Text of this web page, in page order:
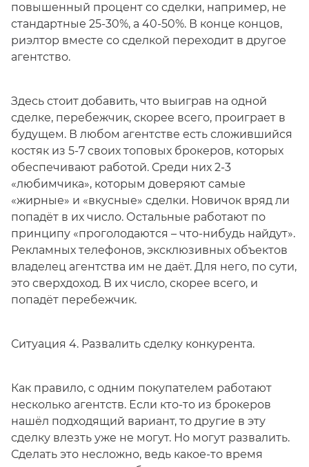
повышенный процент со сделки, например, не
стандартные 25-30%, а 40-50%. В конце концов,
риэлтор вместе со сделкой переходит в другое
агентство.
Здесь стоит добавить, что выиграв на одной
сделке, перебежчик, скорее всего, проиграет в
будущем. В любом агентстве есть сложившийся
костяк из 5-7 своих топовых брокеров, которых
обеспечивают работой. Среди них 2-3
«любимчика», которым доверяют самые
«жирные» и «вкусные» сделки. Новичок вряд ли
попадёт в их число. Остальные работают по
принципу «проголодаются – что-нибудь найдут».
Рекламных телефонов, эксклюзивных объектов
владелец агентства им не даёт. Для него, по сути,
это сверхдоход. В их число, скорее всего, и
попадёт перебежчик.
Ситуация 4. Развалить сделку конкурента.
Как правило, с одним покупателем работают
несколько агентств. Если кто-то из брокеров
нашёл подходящий вариант, то другие в эту
сделку влезть уже не могут. Но могут развалить.
Сделать это несложно, ведь какое-то время